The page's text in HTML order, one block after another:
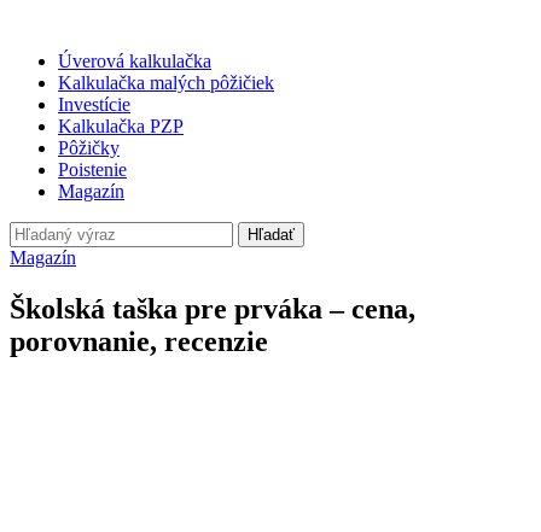
Úverová kalkulačka
Kalkulačka malých pôžičiek
Investície
Kalkulačka PZP
Pôžičky
Poistenie
Magazín
Hľadať
Magazín
Školská taška pre prváka – cena,
porovnanie, recenzie